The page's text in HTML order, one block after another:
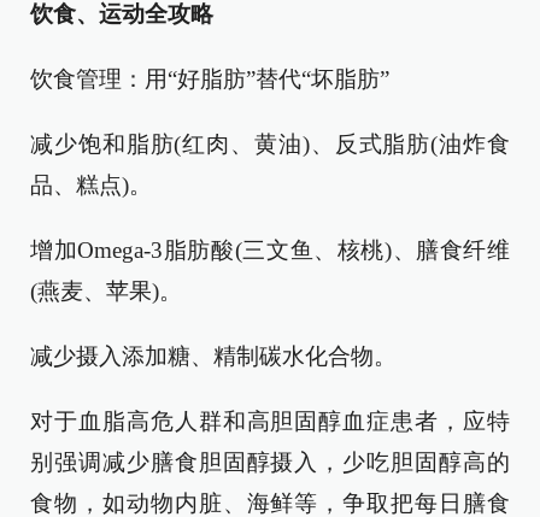
饮食、运动全攻略
饮食管理：用“好脂肪”替代“坏脂肪”
减少饱和脂肪(红肉、黄油)、反式脂肪(油炸食
品、糕点)。
增加Omega-3脂肪酸(三文鱼、核桃)、膳食纤维
(燕麦、苹果)。
减少摄入添加糖、精制碳水化合物。
对于血脂高危人群和高胆固醇血症患者，应特
别强调减少膳食胆固醇摄入，少吃胆固醇高的
食物，如动物内脏、海鲜等，争取把每日膳食